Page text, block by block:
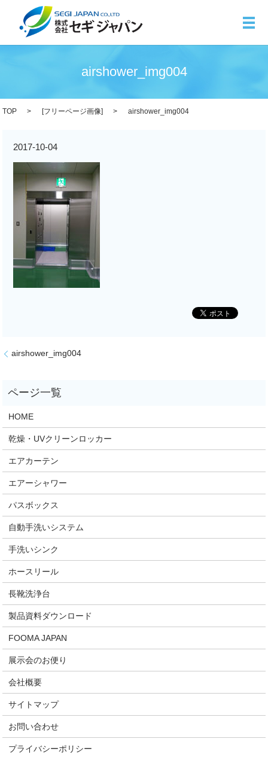
メ
airshower_img004
TOP [フリーページ画像] airshower_img004
2017-10-04
airshower_img004
HOME
乾燥・UVクリーンロッカー
エアカーテン
エアーシャワー
パスボックス
自動手洗いシステム
手洗いシンク
ホースリール
長靴洗浄台
製品資料ダウンロード
FOOMA JAPAN
展示会のお便り
会社概要
サイトマップ
お問い合わせ
プライバシーポリシー